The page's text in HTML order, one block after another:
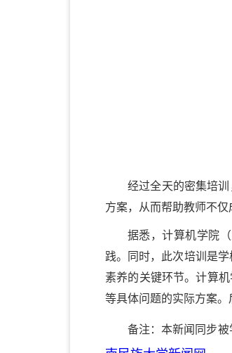
经过全天的密集培
方案，从而帮助教师不
据悉，计算机学院
践。同时，此次培训是
素养的关键环节。计算
等具体问题的实际方案
备注：本新闻同步被